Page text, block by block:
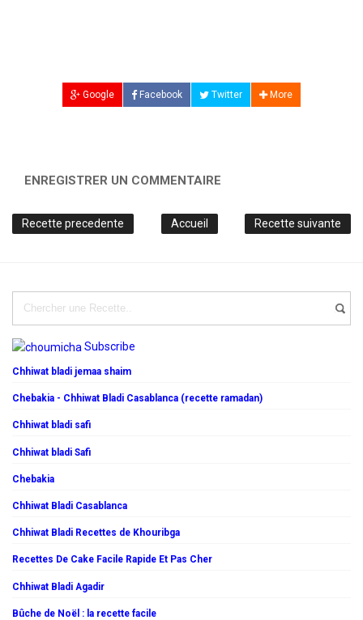
Google Facebook Twitter More
ENREGISTRER UN COMMENTAIRE
Recette precedente Recette suivante
Accueil
Subscribe
Chhiwat bladi jemaa shaim
Chebakia - Chhiwat Bladi Casablanca (recette ramadan)
Chhiwat bladi safi
Chhiwat bladi Safi
Chebakia
Chhiwat Bladi Casablanca
Chhiwat Bladi Recettes de Khouribga
Recettes De Cake Facile Rapide Et Pas Cher
Chhiwat Bladi Agadir
Bûche de Noël : la recette facile